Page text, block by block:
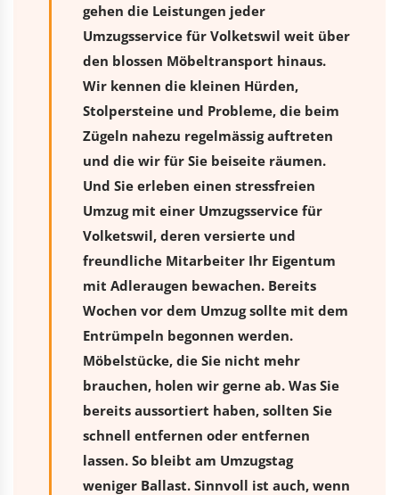
gehen die Leistungen jeder
Umzugsservice für Volketswil weit über
den blossen Möbeltransport hinaus.
Wir kennen die kleinen Hürden,
Stolpersteine und Probleme, die beim
Zügeln nahezu regelmässig auftreten
und die wir für Sie beiseite räumen.
Und Sie erleben einen stressfreien
Umzugmit einer Umzugsservice für
Volketswil, deren versierte und
freundliche Mitarbeiter Ihr Eigentum
mit Adleraugen bewachen. Bereits
Wochen vor dem Umzug sollte mit dem
Entrümpeln begonnen werden.
Möbelstücke, die Sie nicht mehr
brauchen, holen wir gerne ab. Was Sie
bereits aussortiert haben, sollten Sie
schnell entfernen oder entfernen
lassen. So bleibt am Umzugstag
weniger Ballast. Sinnvoll ist auch, wenn